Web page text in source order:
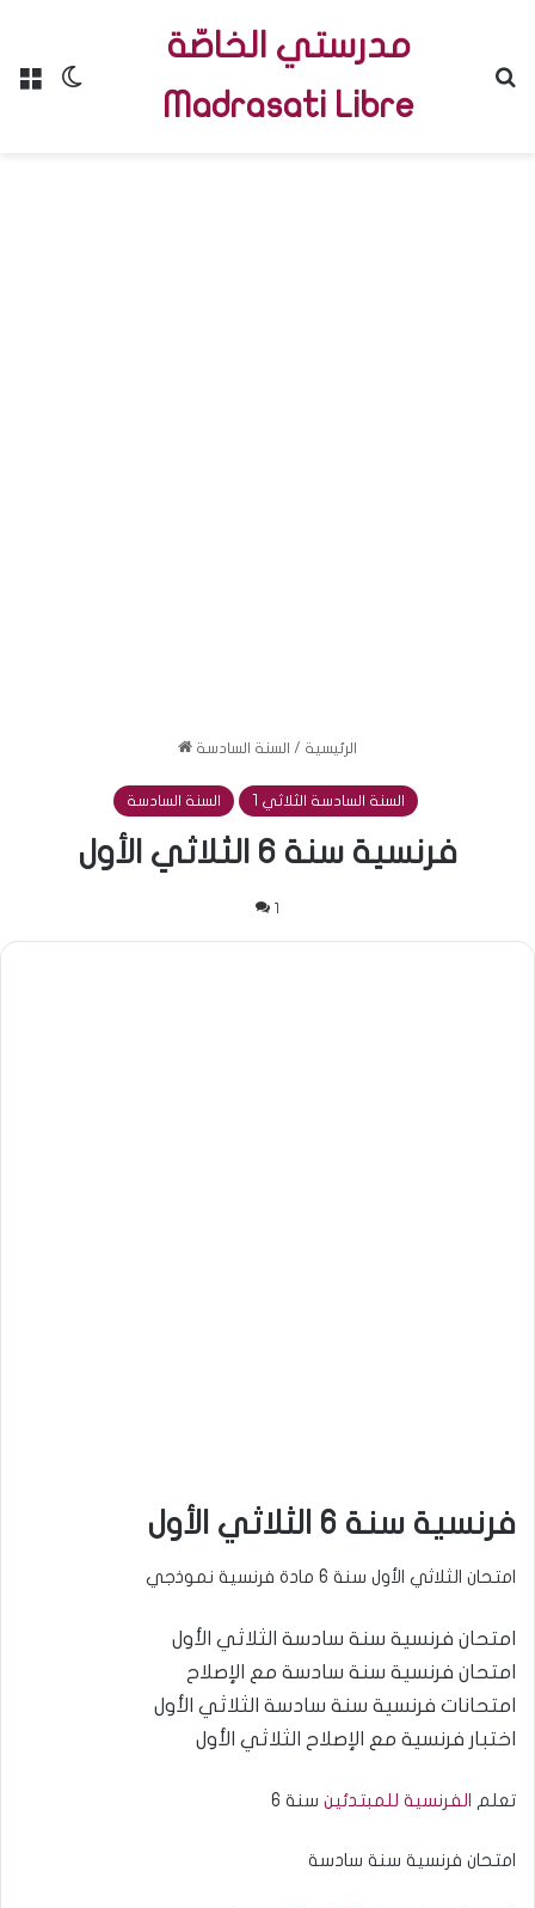
Menu
مدرستي الخاصّة
Madrasati Libre
الرئيسية / السنة السادسة
السنة السادسة السنة السادسة الثلاثي 1
فرنسية سنة 6 الثلاثي الأول
1
فرنسية سنة 6 الثلاثي الأول
امتحان الثلاثي الأول سنة 6 مادة فرنسية نموذجي
امتحان فرنسية سنة سادسة الثلاثي الأول
امتحان فرنسية سنة سادسة مع الإصلاح
امتحانات فرنسية سنة سادسة الثلاثي الأول
اختبار فرنسية مع الإصلاح الثلاثي الأول
تعلم الفرنسية للمبتدئين سنة 6
امتحان فرنسية سنة سادسة